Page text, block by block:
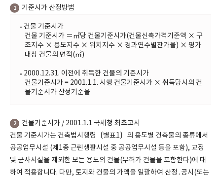
1 기준시가 산정방법
건물 기준시가
건물 기준시가 ＝㎡당 건물기준시가(건물신축가격기준액 × 구
조지수 × 용도지수 × 위치지수 × 경과연수별잔가율) × 평가
대상 건물의 면적(㎡)
2000.12.31. 이전에 취득한 건물의 기준시가
건물기준시가 = 2001.1.1. 시행 건물기준시가 × 취득당시의 건
물기준시가 산정기준율
2
건물기준시가 / 2001.1.1 국세청 최초고시
건물 기준시가는 건축법시행령〔별표1〕의 용도별 건축물의 종류에서
공공업무시설 (제1종 근린생활시설 중 공공업무시설 등을 포함), 교정
및 군사시설을 제외한 모든 용도의 건물(무허가 건물을 포함한다)에 대
하여 적용합니다. 다만, 토지와 건물의 가액을 일괄하여 산정․공시(또는